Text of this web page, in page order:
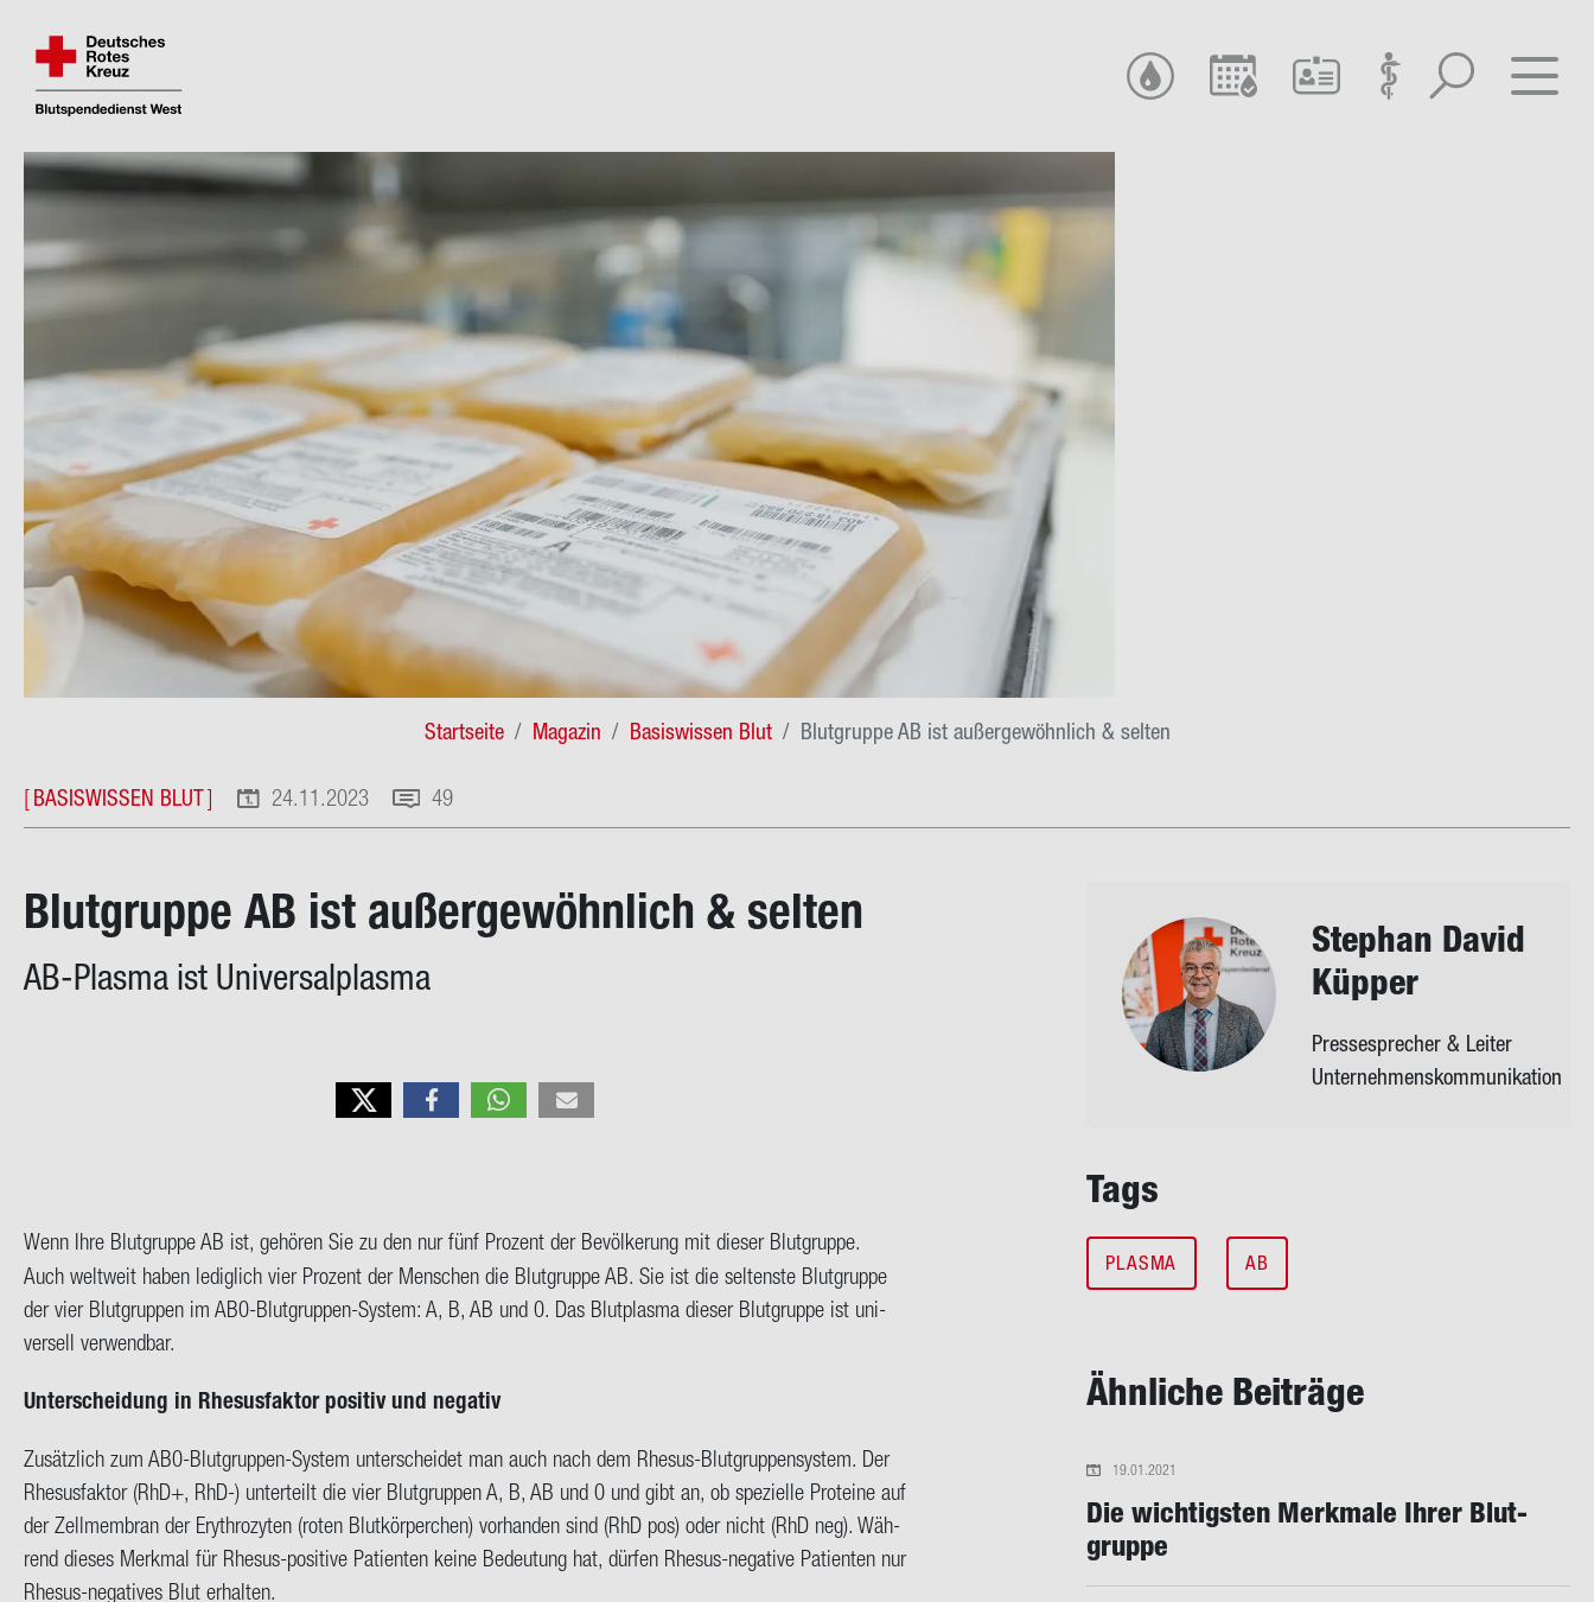
Direkt
zum
Inhalt
TERMIN SUCHEN
vi­
ti­
on
Startseite Magazin Basiswissen Blut Blutgruppe AB ist außergewöhnlich & selten
SUCHEN
[BASISWISSEN BLUT] 24.11.2023 49
Blut­grup­pe AB ist au­ßer­ge­wöhn­lich & sel­ten
AB-​Plasma ist Uni­ver­sal­plas­ma
Wenn Ihre Blut­grup­pe AB ist, ge­hö­ren Sie zu den nur fünf Pro­zent der Be­völ­ke­rung mit die­ser Blut­grup­pe.
Auch welt­weit haben le­dig­lich vier Pro­zent der Men­schen die Blut­grup­pe AB. Sie ist die sel­tens­te Blut­grup­pe
der vier Blut­grup­pen im AB0-​Blutgruppen-System: A, B, AB und 0. Das Blut­plas­ma die­ser Blut­grup­pe ist uni­
ver­sell ver­wend­bar.
Un­ter­schei­dung in Rhe­sus­fak­tor po­si­tiv und ne­ga­tiv
Zu­sätz­lich zum AB0-​Blutgruppen-System un­ter­schei­det man auch nach dem Rhesus-​Blutgruppensystem. Der
Rhe­sus­fak­tor (RhD+, RhD-) un­ter­teilt die vier Blut­grup­pen A, B, AB und 0 und gibt an, ob spe­zi­el­le Pro­te­ine auf
der Zell­mem­bran der Ery­thro­zy­ten (roten Blut­kör­per­chen) vor­han­den sind (RhD pos) oder nicht (RhD neg). Wäh­
rend die­ses Merk­mal für Rhesus-​positive Pa­ti­en­ten keine Be­deu­tung hat, dür­fen Rhesus-​negative Pa­ti­en­ten nur
Rhesus-​negatives Blut er­hal­ten.
Ste­phan David
Küp­per
Pressesprecher & Leiter
Unternehmenskommunikation
Tags
PLASMA AB
Ähn­li­che Bei­trä­ge
19.01.2021
Die wich­tigs­ten Merk­ma­le Ihrer Blut­
grup­pe